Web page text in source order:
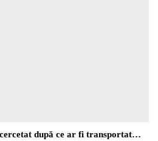
după ce ar fi transportat…